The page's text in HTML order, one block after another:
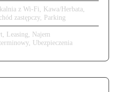
z Wi-Fi, Kawa/Herbata,
zastępczy, Parking
Leasing, Najem
Ubezpieczenia